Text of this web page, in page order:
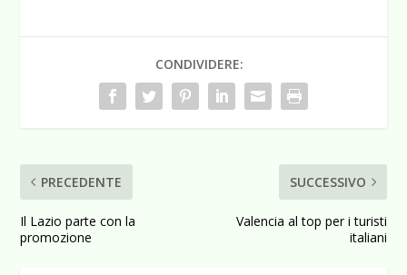
CONDIVIDERE:
PRECEDENTE
Il Lazio parte con la
promozione
SUCCESSIVO
Valencia al top per i turisti
italiani